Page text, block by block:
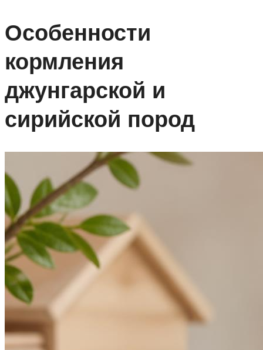
Особенности
кормления
джунгарской и
сирийской пород